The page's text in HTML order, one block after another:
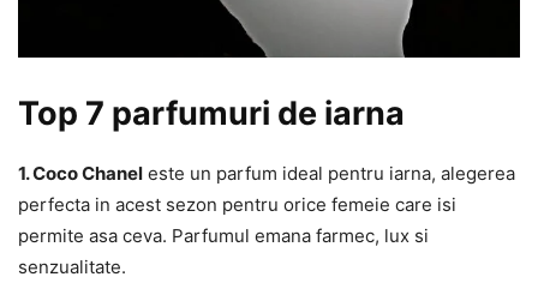
Top 7 parfumuri de iarna
1. Coco Chanel este un parfum ideal pentru iarna, alegerea
perfecta in acest sezon pentru orice femeie care isi
permite asa ceva. Parfumul emana farmec, lux si
senzualitate.